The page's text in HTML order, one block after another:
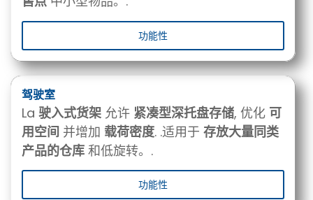
功能性
驾驶室
La 驶入式货架 允许 紧凑型深托盘存储, 优化 可
用空间 并增加 载荷密度. .适用于 存放大量同类
产品的仓库 和低旋转。.
功能性